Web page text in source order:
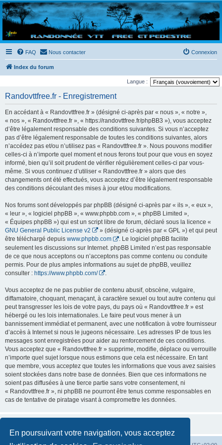
En poursuivant votre navigation, vous acceptez
Randovttfree.fr
Bienvenue sur le site des randos vtt et pédestre de Bretagne . Bonne navigation sur le site
et bonnes randos dans l'Ouest !
FAQ Nous contacter Connexion
Index du forum
Langue :
Randovttfree.fr - Enregistrement
En accédant à « Randovttfree.fr » (désigné ci-après par « nous », « notre »,
« nos », « Randovttfree.fr », « https://randovttfree.fr/phpBB3 »), vous acceptez
d’être légalement responsable des conditions suivantes. Si vous n’acceptez
pas d’être légalement responsable de toutes les conditions suivantes, alors
n’accédez pas et/ou n’utilisez pas « Randovttfree.fr ». Nous pouvons modifier
celles-ci à n’importe quel moment et nous ferons tout pour que vous en soyez
informé, bien qu’il soit prudent de vérifier régulièrement celles-ci par vous-
même. Si vous continuez d’utiliser « Randovttfree.fr » alors que des
changements ont été effectués, vous acceptez d’être légalement responsable
des conditions découlant des mises à jour et/ou modifications.
Nos forums sont développés par phpBB (désigné ci-après par « ils », « eux »,
« leur », « logiciel phpBB », « www.phpbb.com », « phpBB Limited »,
« Équipes phpBB ») qui est un script libre de forum, déclaré sous la licence «
GNU General Public License v2
» (désigné ci-après par « GPL ») et qui peut
être téléchargé depuis www.phpbb.com
. Le logiciel phpBB facilite
seulement les discussions sur Internet. phpBB Limited n’est pas responsable
de ce que nous acceptons ou n’acceptons pas comme contenu ou conduite
permis. Pour de plus amples informations au sujet de phpBB, veuillez
consulter : https://www.phpbb.com/
Vous acceptez de ne pas publier de contenu abusif, obscène, vulgaire,
diffamatoire, choquant, menaçant, à caractère sexuel ou tout autre contenu qui
peut transgresser les lois de votre pays, du pays où « Randovttfree.fr » est
hébergé ou les lois internationales. Le faire peut vous mener à un
bannissement immédiat et permanent, avec une notification à votre fournisseur
d’accès à Internet si nous le jugeons nécessaire. Les adresses IP de tous les
messages sont enregistrées pour aider au renforcement de ces conditions.
Vous acceptez que « Randovttfree.fr » supprime, modifie, déplace ou verrouille
n’importe quel sujet lorsque nous estimons que cela est nécessaire. En tant
que membre, vous acceptez que toutes les informations que vous avez saisies
soient stockées dans notre base de données. Bien que ces informations ne
soient pas diffusées à une tierce partie sans votre consentement, ni
« Randovttfree.fr », ni phpBB ne pourront être tenus comme responsables en
cas de tentative de piratage visant à compromettre les données.